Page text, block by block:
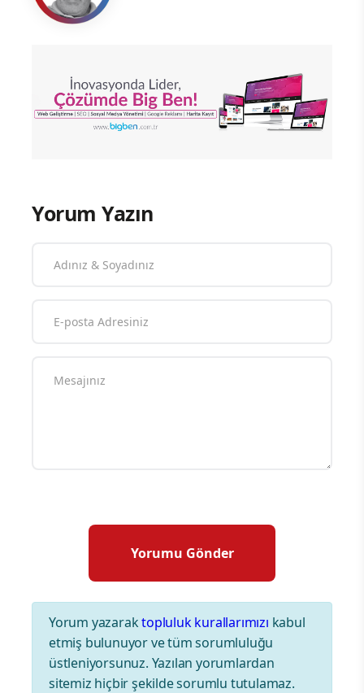
Yorum Yazın
Yorum yazaraktopluluk kurallarımızı kabul
etmiş bulunuyor ve tüm sorumluluğu
üstleniyorsunuz. Yazılan yorumlardan
sitemiz hiçbir şekilde sorumlu tutulamaz.